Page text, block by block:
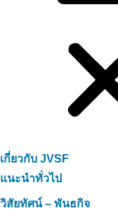
เกี่ยวกับ JVSF
แนะนำทั่วไป
วิสัยทัศน์ – พันธกิจ